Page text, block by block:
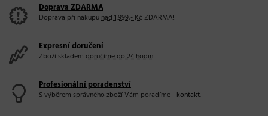
Doprava ZDARMA
Doprava při nákupunad 1.999,- KčZDARMA!
Expresní doručení
Zboží skladem doručíme do 24 hodin.
Profesionální poradenství
S výběrem správného zboží Vám poradíme -kontakt.